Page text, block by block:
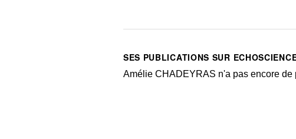
SES PUBLICATIONS SUR
Amélie CHADEYRAS n'a pas encore de